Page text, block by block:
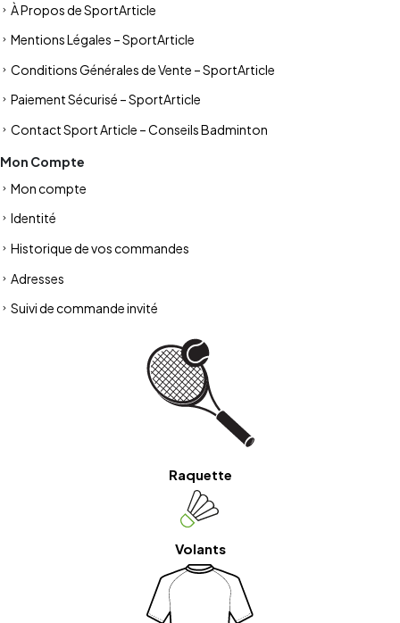
À Propos de SportArticle
Mentions Légales – SportArticle
Conditions Générales de Vente – SportArticle
Paiement Sécurisé – SportArticle
Contact Sport Article – Conseils Badminton
Mon Compte
Mon compte
Identité
Historique de vos commandes
Adresses
Suivi de commande invité
Raquette
Volants